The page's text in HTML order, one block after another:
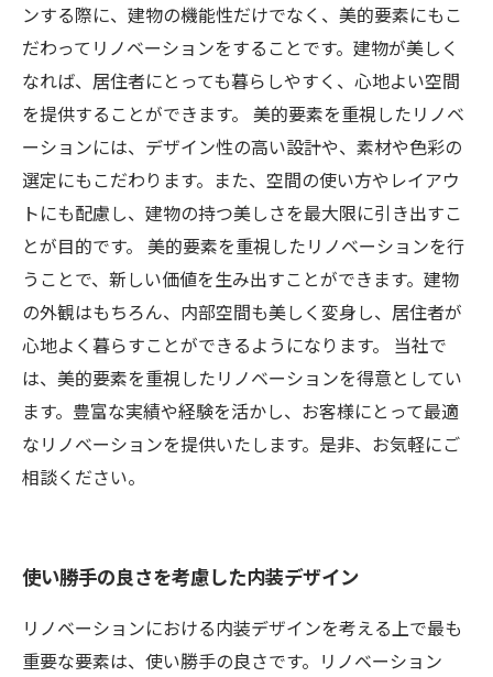
ンする際に、建物の機能性だけでなく、美的要素にもこ
だわってリノベーションをすることです。建物が美しく
なれば、居住者にとっても暮らしやすく、心地よい空間
を提供することができます。 美的要素を重視したリノベ
ーションには、デザイン性の高い設計や、素材や色彩の
選定にもこだわります。また、空間の使い方やレイアウ
トにも配慮し、建物の持つ美しさを最大限に引き出すこ
とが目的です。 美的要素を重視したリノベーションを行
うことで、新しい価値を生み出すことができます。建物
の外観はもちろん、内部空間も美しく変身し、居住者が
心地よく暮らすことができるようになります。 当社で
は、美的要素を重視したリノベーションを得意としてい
ます。豊富な実績や経験を活かし、お客様にとって最適
なリノベーションを提供いたします。是非、お気軽にご
相談ください。
使い勝手の良さを考慮した内装デザイン
リノベーションにおける内装デザインを考える上で最も
重要な要素は、使い勝手の良さです。リノベーション